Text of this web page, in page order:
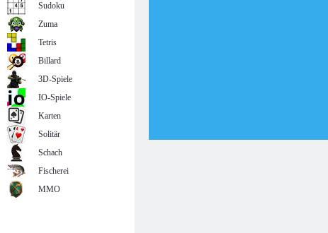
Sudoku
Zuma
Tetris
Billard
3D-Spiele
IO-Spiele
Karten
Solitär
Schach
Fischerei
MMO